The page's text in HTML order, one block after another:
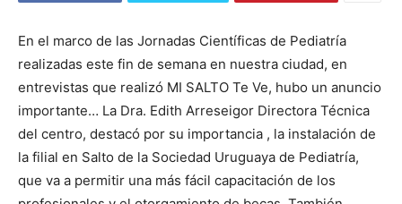
En el marco de las Jornadas Científicas de Pediatría
realizadas este fin de semana en nuestra ciudad, en
entrevistas que realizó MI SALTO Te Ve, hubo un anuncio
importante… La Dra. Edith Arreseigor Directora Técnica
del centro, destacó por su importancia , la instalación de
la filial en Salto de la Sociedad Uruguaya de Pediatría,
que va a permitir una más fácil capacitación de los